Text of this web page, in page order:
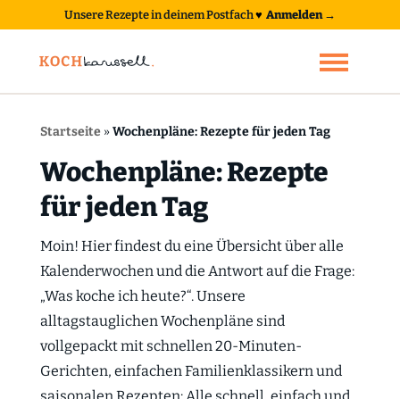
Unsere Rezepte in deinem Postfach♥ Anmelden →
Startseite»Wochenpläne: Rezepte für jeden Tag
Wochenpläne: Rezepte
für jeden Tag
Moin! Hier findest du eine Übersicht über alle
Kalenderwochen und die Antwort auf die Frage:
„Was koche ich heute?“. Unsere
alltagstauglichen Wochenpläne sind
vollgepackt mit schnellen 20-Minuten-
Gerichten, einfachen Familienklassikern und